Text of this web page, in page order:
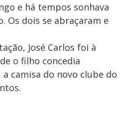
e há tempos sonhava
Os dois se abraçaram e
José Carlos foi à
o filho concedia
camisa do novo clube do